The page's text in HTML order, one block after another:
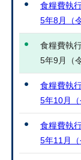
食糧費執
5年8月（
食糧費執
5年9月（
食糧費執
5年10月
食糧費執
5年11月